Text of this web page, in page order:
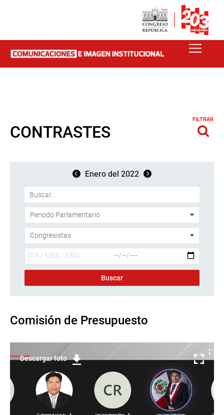
CONTRASTES
FILTRAR
Enero del 2022
Comisión de Presupuesto
Descargar foto